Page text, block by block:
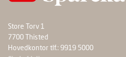
Store Torv 1
7700 Thisted
Hovedkontor tlf.: 9919 5000